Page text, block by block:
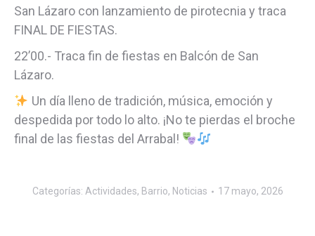
San Lázaro con lanzamiento de pirotecnia y traca
FINAL DE FIESTAS.
22’00.- Traca fin de fiestas en Balcón de San
Lázaro.
Un día lleno de tradición, música, emoción y
despedida por todo lo alto. ¡No te pierdas el broche
final de las fiestas del Arrabal!
Categorías: Actividades, Barrio, Noticias 17 mayo, 2026